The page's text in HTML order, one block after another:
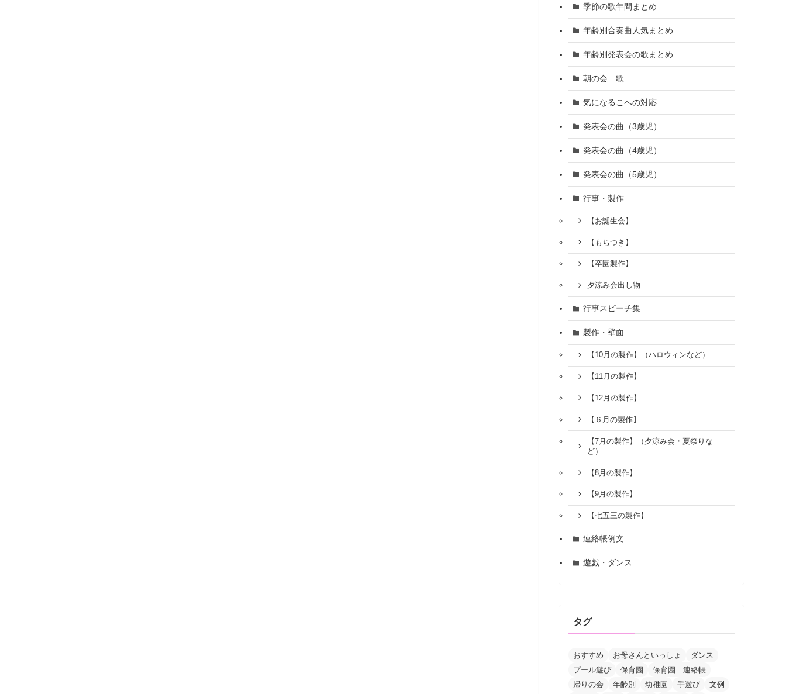
季節の歌年間まとめ
年齢別合奏曲人気まとめ
年齢別発表会の歌まとめ
朝の会 歌
気になるこへの対応
発表会の曲（3歳児）
発表会の曲（4歳児）
発表会の曲（5歳児）
行事・製作
【お誕生会】
【もちつき】
【卒園製作】
夕涼み会出し物
行事スピーチ集
製作・壁面
【10月の製作】（ハロウィンなど）
【11月の製作】
【12月の製作】
【６月の製作】
【7月の製作】（夕涼み会・夏祭りな
ど）
【8月の製作】
【9月の製作】
【七五三の製作】
連絡帳例文
遊戯・ダンス
タグ
おすすめ お母さんといっしょ
ダンス
プール遊び
保育園
保育園 連絡帳
帰りの会
年齢別 幼稚園 手遊び 文例